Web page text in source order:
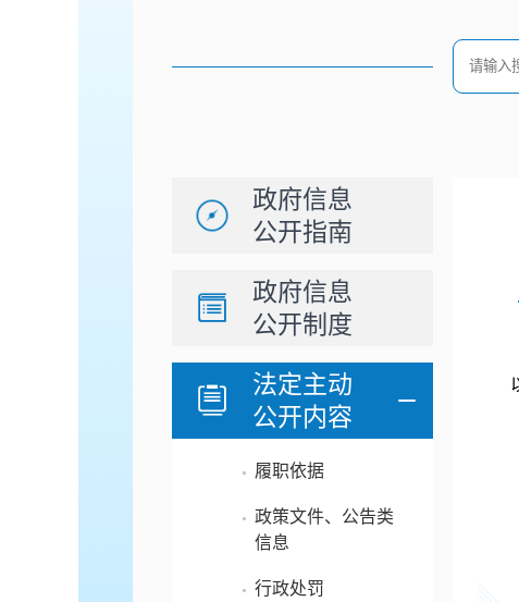
政府信息
公开指南
政府信息
公开制度
法定主动
公开内容
履职依据
政策文件、公告类
信息
行政处罚